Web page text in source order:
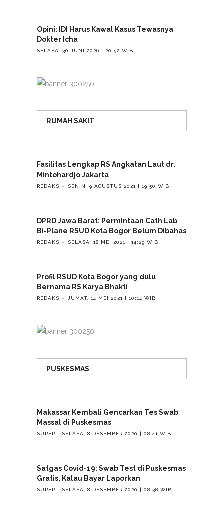
Opini: IDI Harus Kawal Kasus Tewasnya
Dokter Icha
SELASA, 30 JUNI 2026 | 20:52 WIB
RUMAH SAKIT
Fasilitas Lengkap RS Angkatan Laut dr.
Mintohardjo Jakarta
REDAKSI SENIN, 9 AGUSTUS 2021 | 19:50 WIB
DPRD Jawa Barat: Permintaan Cath Lab
Bi-Plane RSUD Kota Bogor Belum Dibahas
REDAKSI SELASA, 18 MEI 2021 | 14:29 WIB
Profil RSUD Kota Bogor yang dulu
Bernama RS Karya Bhakti
REDAKSI JUMAT, 14 MEI 2021 | 10:14 WIB
PUSKESMAS
Makassar Kembali Gencarkan Tes Swab
Massal di Puskesmas
SUPER SELASA, 8 DESEMBER 2020 | 08:41 WIB
Satgas Covid-19: Swab Test di Puskesmas
Gratis, Kalau Bayar Laporkan
SUPER SELASA, 8 DESEMBER 2020 | 08:38 WIB